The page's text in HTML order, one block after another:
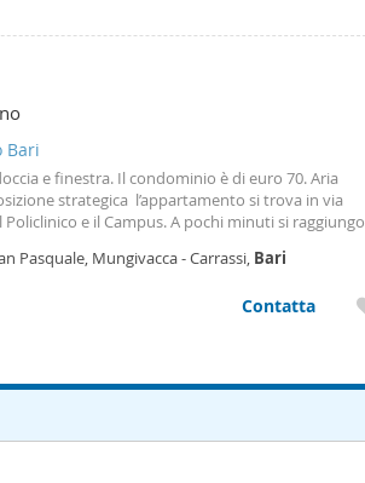
Bari
e finestra. Il condominio è di euro 70. Aria
strategica l’appartamento si trova in via
e il Campus. A pochi minuti si
Pasquale, Mungivacca - Carrassi, Bari
Contatta